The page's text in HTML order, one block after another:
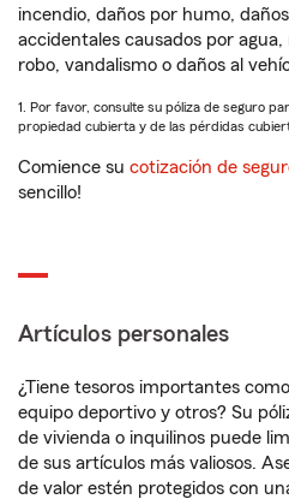
incendio, daños por humo,
accidentales causados por
robo, vandalismo o daños al
1. Por favor, consulte su póliza de seguro
propiedad cubierta y de las pérdidas
Comience su cotización de
sencillo!
Artículos personales
¿Tiene tesoros importantes
equipo deportivo y otros? Su
de vivienda o inquilinos puede
de sus artículos más valiosos.
de valor estén protegidos con